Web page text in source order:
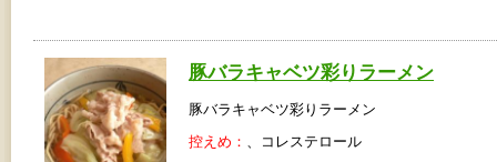
豚バラキャベツ彩りラーメン
豚バラキャベツ彩りラーメン
控えめ： 、コレステロール